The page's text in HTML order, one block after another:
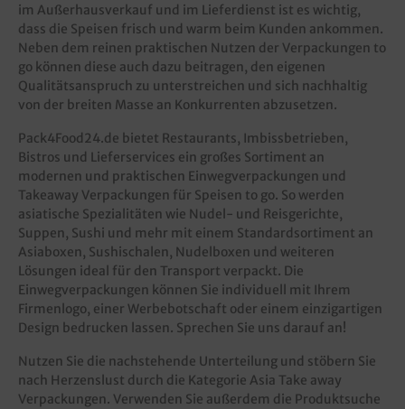
im Außerhausverkauf und im Lieferdienst ist es wichtig,
dass die Speisen frisch und warm beim Kunden ankommen.
Neben dem reinen praktischen Nutzen der Verpackungen to
go können diese auch dazu beitragen, den eigenen
Qualitätsanspruch zu unterstreichen und sich nachhaltig
von der breiten Masse an Konkurrenten abzusetzen.
Pack4Food24.de bietet Restaurants, Imbissbetrieben,
Bistros und Lieferservices ein großes Sortiment an
modernen und praktischen Einwegverpackungen und
Takeaway Verpackungen für Speisen to go. So werden
asiatische Spezialitäten wie Nudel- und Reisgerichte,
Suppen, Sushi und mehr mit einem Standardsortiment an
Asiaboxen, Sushischalen, Nudelboxen und weiteren
Lösungen ideal für den Transport verpackt. Die
Einwegverpackungen können Sie individuell mit Ihrem
Firmenlogo, einer Werbebotschaft oder einem einzigartigen
Design bedrucken lassen. Sprechen Sie uns darauf an!
Nutzen Sie die nachstehende Unterteilung und stöbern Sie
nach Herzenslust durch die Kategorie Asia Take away
Verpackungen. Verwenden Sie außerdem die Produktsuche